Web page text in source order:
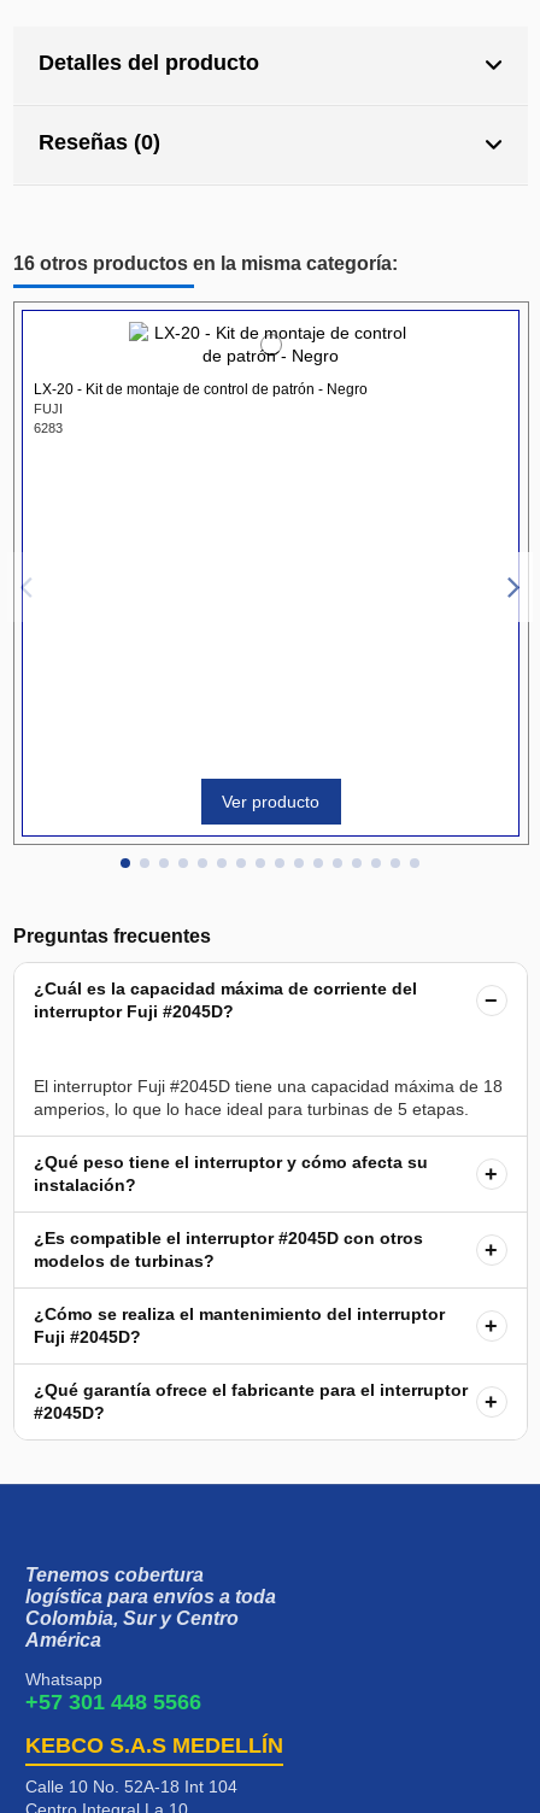
Detalles del producto
Reseñas (0)
16 otros productos en la misma categoría:
LX-20 - Kit de montaje de control de patrón - Negro
FUJI
6283
Ver producto
Preguntas frecuentes
¿Cuál es la capacidad máxima de corriente del
interruptor Fuji #2045D?
−
El interruptor Fuji #2045D tiene una capacidad máxima de 18
¿Qué peso tiene el interruptor y cómo afecta su
instalación?
+
¿Es compatible el interruptor #2045D con otros
modelos de turbinas?
+
¿Cómo se realiza el mantenimiento del interruptor
Fuji #2045D?
+
¿Qué garantía ofrece el fabricante para el interruptor
#2045D?
+
Tenemos cobertura
logística para envíos a toda
Colombia, Sur y Centro
América
Whatsapp
+57 301 448 5566
KEBCO S.A.S MEDELLÍN
Calle 10 No. 52A-18 Int 104